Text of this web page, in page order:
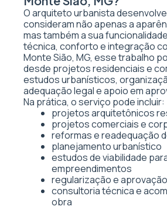
O arquiteto urbanista
consideram não apenas a
mas também a sua
técnica, conforto e integração
Monte Sião, MG, esse trabalho
desde projetos residenciais e
estudos urbanísticos,
adequação legal e apoio em
Na prática, o serviço pode incluir:
projetos arquitetônicos
projetos comerciais e
reformas e readequação
planejamento urbanístico
estudos de viabilidade
empreendimentos
regularização e
consultoria técnica e
obra